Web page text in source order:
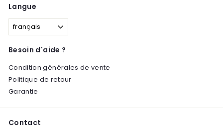
Langue
français
Besoin d'aide ?
Condition générales de vente
Politique de retour
Garantie
Contact